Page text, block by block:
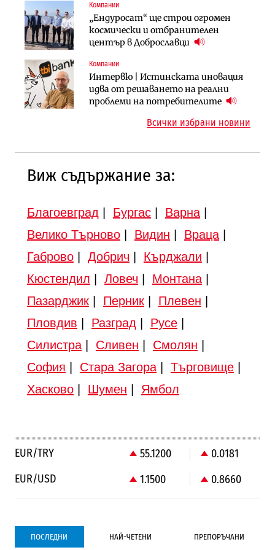
Компании
„Ендуросат“ ще строи огромен
космически и отбранителен
център в Доброславци
Компании
Интервю | Истинската иновация
идва от решаването на реални
проблеми на потребителите
Компании
„Хювефарма“ подписа договор за
придобиване на Euroapi Italy
Инфраструктура
АПИ възложи промяната на
парцеларния план за
Публични финанси
След 20 години застой: Данъчните
оценки на имотите може да бъдат
Инфраструктура
Вторият мост над Варненското
езеро става част от бъдещата
Всички избрани новини
Виж съдържание за:
Благоевград Бургас| Варна|
Велико Търново| Видин Враца|
Габрово| Добрич Кърджали
Кюстендил
Ловеч Монтана|
Пазарджик| Перник| Плевен
Пловдив
Разград Русе|
Силистра| Сливен Смолян
София
Стара Загора| Търговище|
Хасково| Шумен Ямбол
EUR/TRY 55.1200
0.0181
EUR/USD
1.1500 0.8660
ПОСЛЕДНИ НАЙ-ЧЕТЕНИ ПРЕПОРЪЧАНИ